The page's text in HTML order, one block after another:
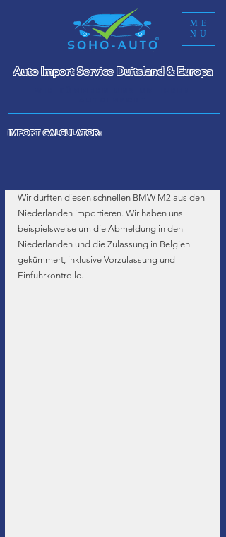
ME
NU
Auto Import Service Duitsland & Europa
IMPORT CALCULATOR:
Wir durften diesen schnellen BMW M2 aus den
Niederlanden importieren. Wir haben uns
beispielsweise um die Abmeldung in den
Niederlanden und die Zulassung in Belgien
gekümmert, inklusive Vorzulassung und
Einfuhrkontrolle.